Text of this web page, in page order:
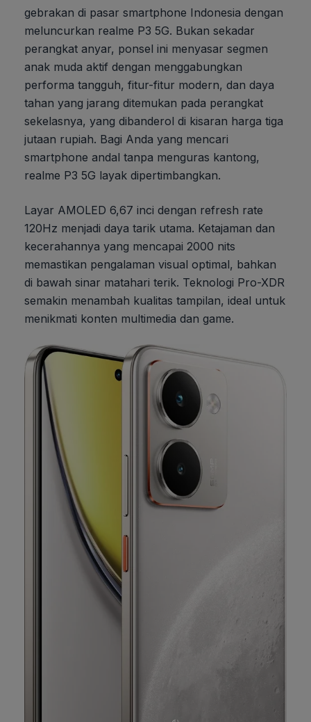
gebrakan di pasar smartphone Indonesia dengan
meluncurkan realme P3 5G. Bukan sekadar
perangkat anyar, ponsel ini menyasar segmen
anak muda aktif dengan menggabungkan
performa tangguh, fitur-fitur modern, dan daya
tahan yang jarang ditemukan pada perangkat
sekelasnya, yang dibanderol di kisaran harga tiga
jutaan rupiah. Bagi Anda yang mencari
smartphone andal tanpa menguras kantong,
realme P3 5G layak dipertimbangkan.
Layar AMOLED 6,67 inci dengan refresh rate
120Hz menjadi daya tarik utama. Ketajaman dan
kecerahannya yang mencapai 2000 nits
memastikan pengalaman visual optimal, bahkan
di bawah sinar matahari terik. Teknologi Pro-XDR
semakin menambah kualitas tampilan, ideal untuk
menikmati konten multimedia dan game.